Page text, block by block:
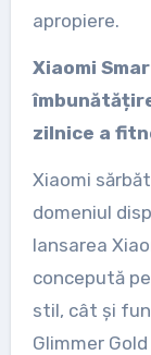
apropiere.
Xiaomi
zilnice a
Xiaomi
domeniul
lansarea
concepută
stil, cât și
Glimmer